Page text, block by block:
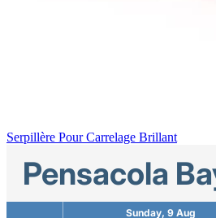
Serpillère Pour Carrelage Brillant